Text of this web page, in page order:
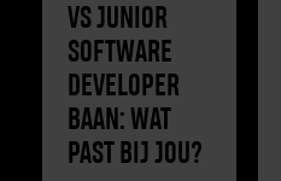
VS JUNIOR
SOFTWARE
DEVELOPER
BAAN: WAT
PAST BIJ JOU?